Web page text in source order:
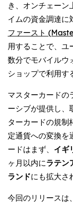
き、オンチェーン
イムの資金調達に
ファースト
用することで、ユ
数分でモバイルウ
ショップで利用す
マスターカードの
ーシブが提供し、
ターカードの規制
定通貨への変換を
ードはまず、 イギ
ヶ月以内にラテン
ランドにも拡大さ
今回のリリースは